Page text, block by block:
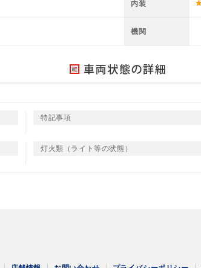
内装
機関
特記事項
灯火類（ライト等の状態）